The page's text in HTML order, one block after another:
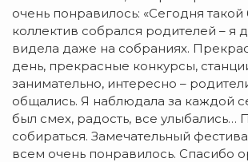
очень понравилось: «Сегодня
коллектив собрался родителей – я
видела даже на собраниях.
день, прекрасные конкурсы,
занимательно, интересно –
общались. Я наблюдала за каждой
был смех, радость, все улыбались…
собираться. Замечательный
всем очень понравилось. Спасибо